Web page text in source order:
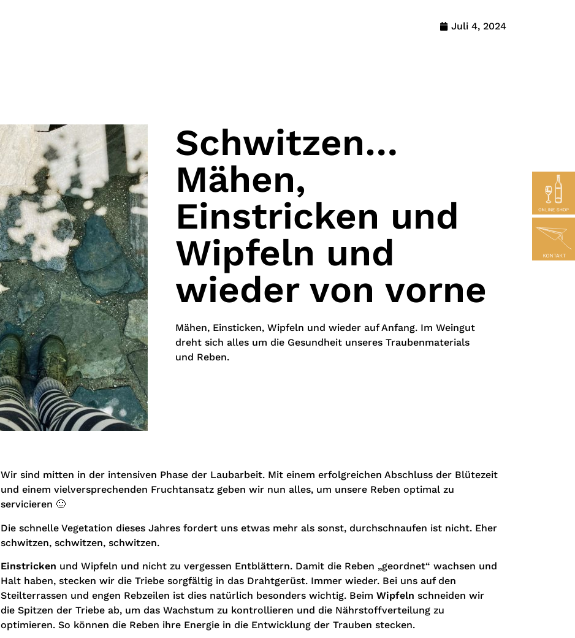
Juli 4, 2024
Schwitzen…
Mähen,
Einstricken und
Wipfeln und
wieder von vorne
Mähen, Einsticken, Wipfeln und wieder auf Anfang. Im Weingut
dreht sich alles um die Gesundheit unseres Traubenmaterials
und Reben.
Wir sind mitten in der intensiven Phase der Laubarbeit. Mit einem erfolgreichen Abschluss der Blütezeit
und einem vielversprechenden Fruchtansatz geben wir nun alles, um unsere Reben optimal zu
servicieren 🙂
Die schnelle Vegetation dieses Jahres fordert uns etwas mehr als sonst, durchschnaufen ist nicht. Eher
schwitzen, schwitzen, schwitzen.
Einstricken und Wipfeln und nicht zu vergessen Entblättern. Damit die Reben „geordnet“ wachsen und
Halt haben, stecken wir die Triebe sorgfältig in das Drahtgerüst. Immer wieder. Bei uns auf den
Steilterrassen und engen Rebzeilen ist dies natürlich besonders wichtig. Beim Wipfeln schneiden wir
die Spitzen der Triebe ab, um das Wachstum zu kontrollieren und die Nährstoffverteilung zu
optimieren. So können die Reben ihre Energie in die Entwicklung der Trauben stecken.